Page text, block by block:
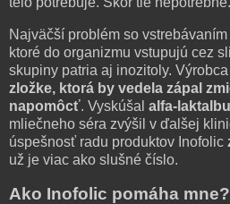
Najväčší problém so
ktoré do organizmu vstupujú cez
skupiny patria aj inozitoly.
zložke, ktorá by vedela zápal
napomôcť. Vyskúšal alfa-
mliečneho séra zvýšil v ďalšej
úspešnosť radu produktov Inofolic
už je viac ako slušné číslo.
Ako Inofolic pomáha mne?